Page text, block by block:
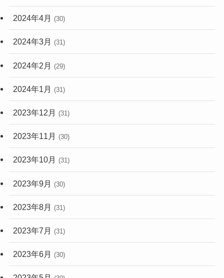
2024年4月 (30)
2024年3月 (31)
2024年2月 (29)
2024年1月 (31)
2023年12月 (31)
2023年11月 (30)
2023年10月 (31)
2023年9月 (30)
2023年8月 (31)
2023年7月 (31)
2023年6月 (30)